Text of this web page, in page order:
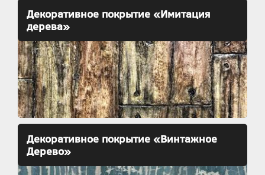
Декоративное покрытие «Имитация
дерева»
Декоративное покрытие «Винтажное
Дерево»